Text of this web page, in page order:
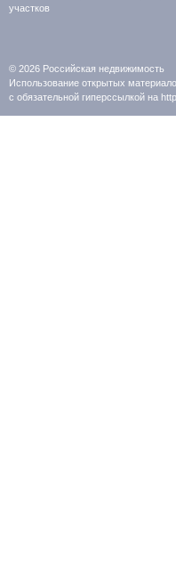
участков
© 2026 Российская недвижимость
Использование открытых
с обязательной гиперссылкой на